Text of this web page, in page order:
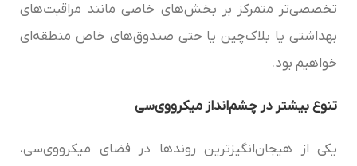
تخصصی‌تر متمرکز بر بخش‌های خاصی مانند مراقبت‌های
بهداشتی یا بلاک‌چین یا حتی صندوق‌های خاص منطقه‌ای
خواهیم بود.
تنوع بیشتر در چشم‌انداز میکرو‌وی‌سی‌‌
یکی از هیجان‌انگیزترین روندها در فضای میکرو‌وی‌سی‌‌،